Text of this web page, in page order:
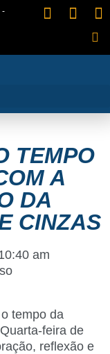
-
TEMPO
A
DA
CINZAS
am
tempo da
feira de
reflexão e